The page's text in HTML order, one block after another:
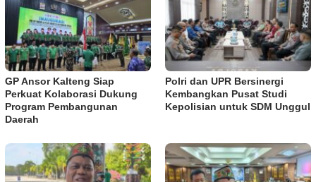
GP Ansor Kalteng Siap
Perkuat Kolaborasi Dukung
Program Pembangunan
Daerah
Polri dan UPR Bersinergi
Kembangkan Pusat Studi
Kepolisian untuk SDM Unggul